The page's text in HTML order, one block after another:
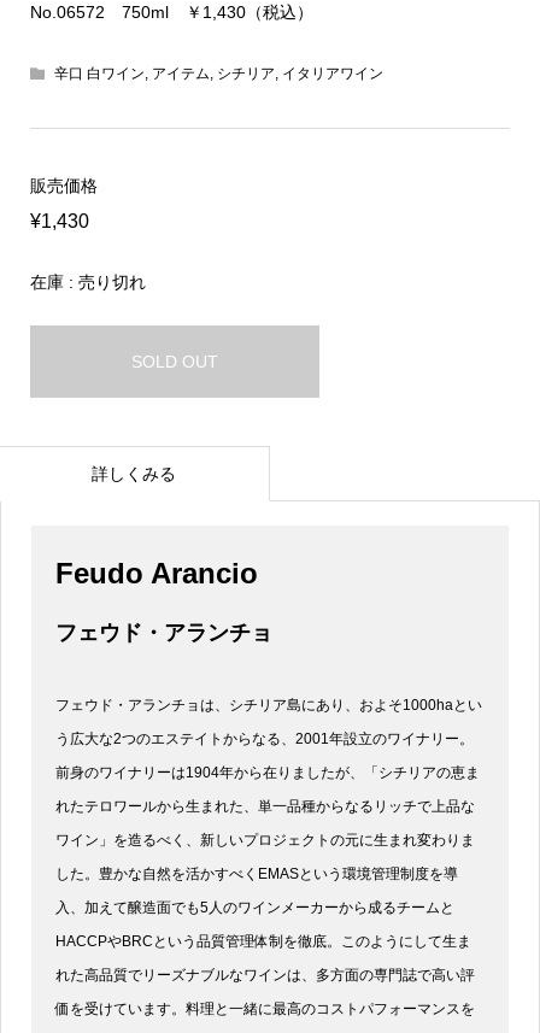
No.06572 750ml ￥1,430（税込）
辛口 白ワイン アイテム シチリア イタリアワイン
販売価格
¥1,430
在庫 : 売り切れ
SOLD OUT
詳しくみる
Feudo Arancio
フェウド・アランチョ
フェウド・アランチョは、シチリア島にあり、およそ1000haとい
う広大な2つのエステイトからなる、2001年設立のワイナリー。
前身のワイナリーは1904年から在りましたが、「シチリアの恵ま
れたテロワールから生まれた、単一品種からなるリッチで上品な
ワイン」を造るべく、新しいプロジェクトの元に生まれ変わりま
した。豊かな自然を活かすべくEMASという環境管理制度を導
入、加えて醸造面でも5人のワインメーカーから成るチームと
HACCPやBRCという品質管理体制を徹底。このようにして生ま
れた高品質でリーズナブルなワインは、多方面の専門誌で高い評
価を受けています。料理と一緒に最高のコストパフォーマンスを